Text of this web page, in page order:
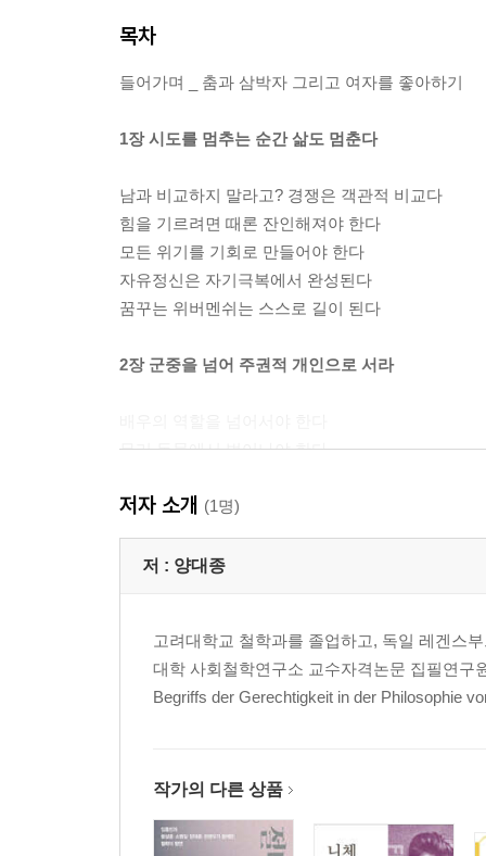
목차
들어가며 _ 춤과 삼박자 그리고 여자를 좋아하기
1장 시도를 멈추는 순간 삶도 멈춘다
남과 비교하지 말라고? 경쟁은 객관적 비교다
힘을 기르려면 때론 잔인해져야 한다
모든 위기를 기회로 만들어야 한다
자유정신은 자기극복에서 완성된다
꿈꾸는 위버멘쉬는 스스로 길이 된다
2장 군중을 넘어 주권적 개인으로 서라
무리 동물에서 벗어나야 한다
내일과 모레의 인간이 되어야 한다
주권적 개인들의 공화국을 세워라
생명을 사랑하는 것이 생명의 본성이다
싸움의 포기는 위대한 삶의 포기다
필연을 짊어진 낙타가 되어라
4장 세상을 향해 열린 사람이 되어라
저자 소개 (1명)
저 : 양대종
고려대학교 철학과를 졸업하고, 독일 레겐스
대학 사회철학연구소 교수자격논문 집필연구
Begriffs der Gerechtigkeit in der Philosophie
작가의 다른 상품